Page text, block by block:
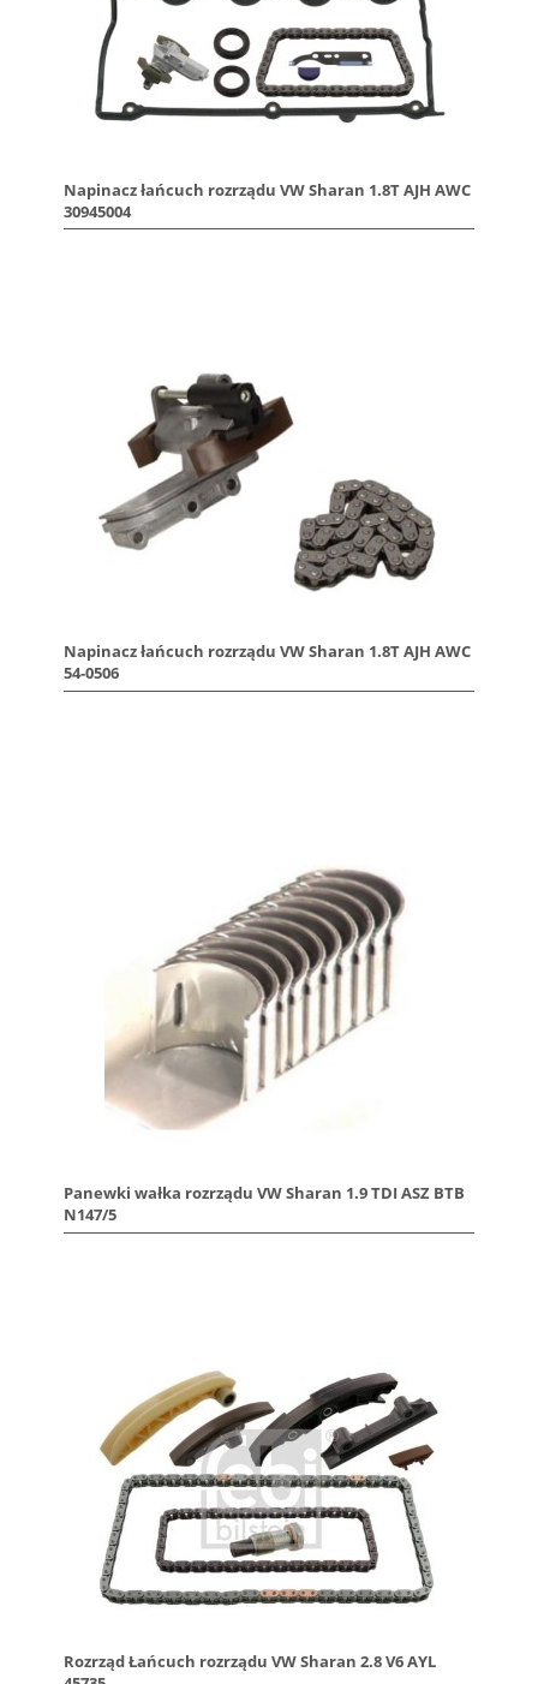
Napinacz łańcuch rozrządu VW Sharan 1.8T AJH AWC
30945004
Napinacz łańcuch rozrządu VW Sharan 1.8T AJH AWC
54-0506
Panewki wałka rozrządu VW Sharan 1.9 TDI ASZ BTB
N147/5
Rozrząd Łańcuch rozrządu VW Sharan 2.8 V6 AYL